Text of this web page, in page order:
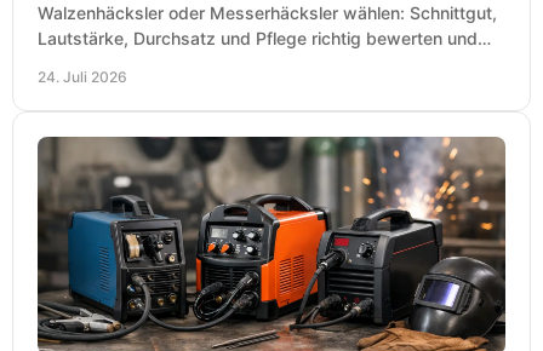
Walzenhäcksler oder Messerhäcksler wählen: Schnittgut,
Lautstärke, Durchsatz und Pflege richtig bewerten und
24. Juli 2026